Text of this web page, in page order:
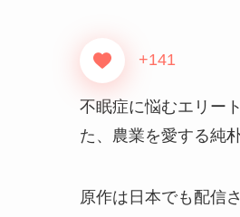
+141
不眠症に悩むエリー
た、農業を愛する純
原作は日本でも配信